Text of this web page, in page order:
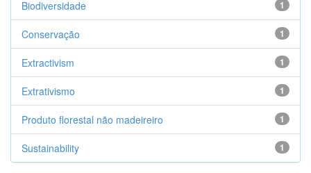
1
Biodiversidade
1
Conservação
1
Extractivism
1
Extrativismo
1
Produto florestal não madeireiro
1
Sustainability